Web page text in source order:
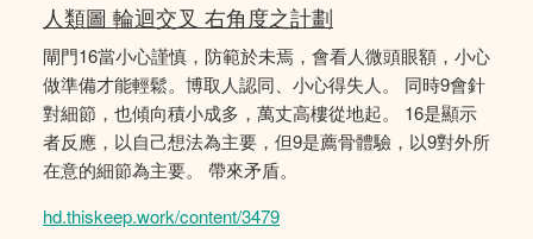
人類圖 輪迴交叉 右角度之計劃
閘門16當小心謹慎，防範於未焉，會看人微頭眼額，小心
做準備才能輕鬆。博取人認同、小心得失人。 同時9會針
對細節，也傾向積小成多，萬丈高樓從地起。 16是顯示
者反應，以自己想法為主要，但9是薦骨體驗，以9對外所
在意的細節為主要。 帶來矛盾。
hd.thiskeep.work/content/3479